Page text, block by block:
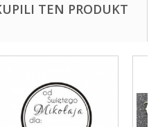
TEN PRODUKT